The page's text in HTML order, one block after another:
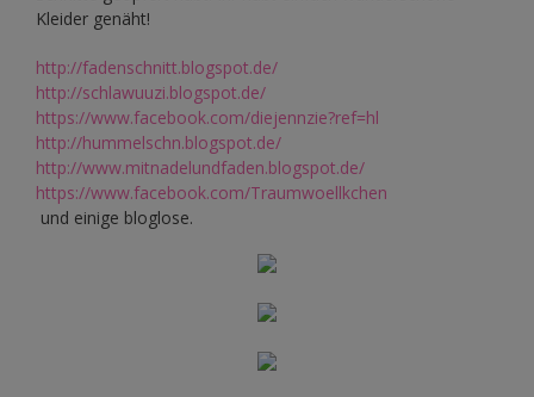
Kleider genäht!
http://fadenschnitt.blogspot.de/
http://schlawuuzi.blogspot.de/
https://www.facebook.com/diejennzie?ref=hl
http://hummelschn.blogspot.de/
http://www.mitnadelundfaden.blogspot.de/
https://www.facebook.com/Traumwoellkchen
und einige bloglose.